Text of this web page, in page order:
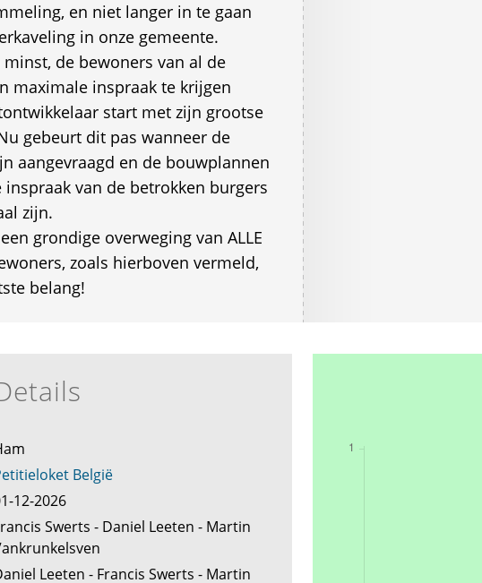
en niet langer in te gaan
in onze gemeente.
de bewoners van al de
maximale inspraak te krijgen
start met zijn grootse
gebeurt dit pas wanneer de
aangevraagd en de bouwplannen
van de betrokken burgers
zijn.
grondige overweging van ALLE
zoals hierboven vermeld,
belang!
België
12-2026
Swerts - Daniel Leeten - Martin
Leeten - Francis Swerts - Martin